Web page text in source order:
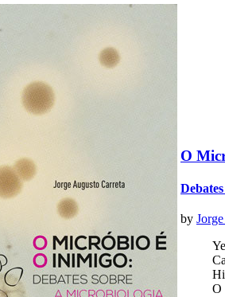
O
by
O